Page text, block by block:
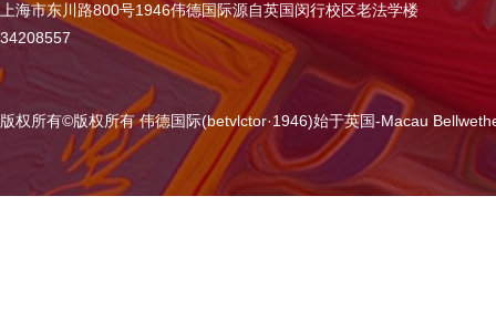
上海市东川路800号1946伟德国际源自英国闵行校区老法学楼
34208557
版权所有©版权所有 伟德国际(betvlctor·1946)始于英国-Macau